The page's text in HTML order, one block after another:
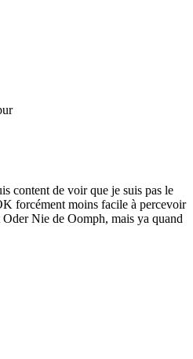
content de voir que je suis pas le
forcément moins facile à percevoir
Nie de Oomph, mais ya quand